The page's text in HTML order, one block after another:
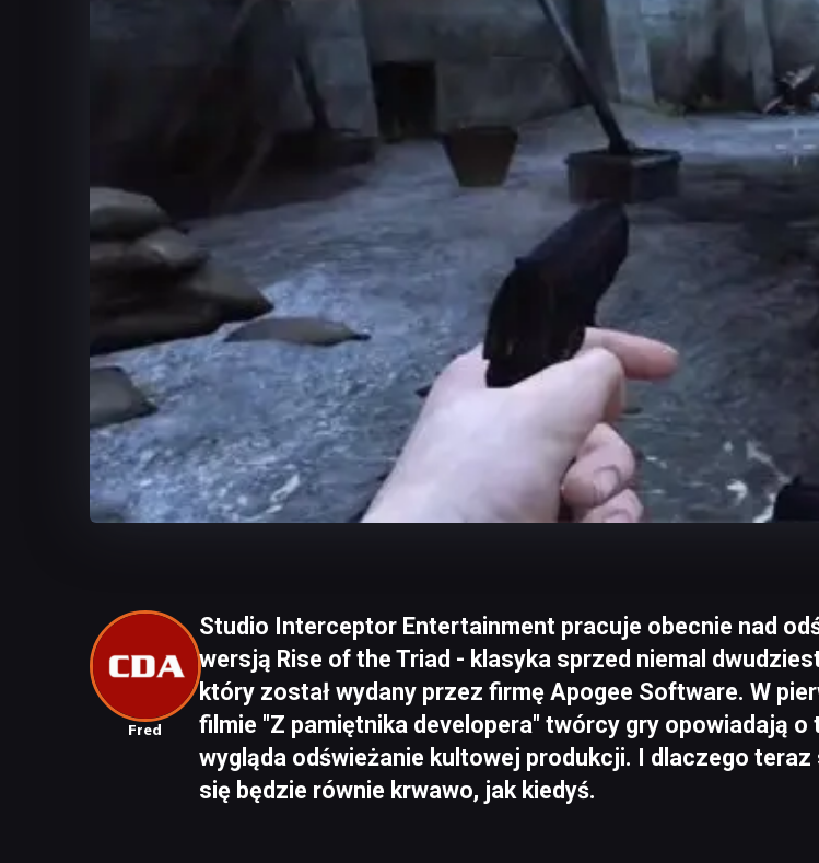
Fred
Studio Interceptor Entertainment pracuje obecnie nad
wersją Rise of the Triad - klasyka sprzed niemal
który został wydany przez firmę Apogee Software. W
filmie "Z pamiętnika developera" twórcy gry opowiadają o
wygląda odświeżanie kultowej produkcji. I dlaczego
się będzie równie krwawo, jak kiedyś.